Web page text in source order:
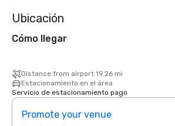
Ubicación
Cómo llegar
Distance from airport 19.26 mi
Estacionamiento en el área
Servicio de estacionamiento pago
Promote your venue